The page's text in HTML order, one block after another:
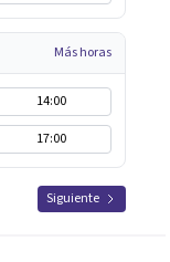
Más horas
14:00
17:00
Siguiente